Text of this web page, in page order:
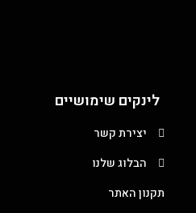
לינקים שימושיים
יצירת קשר
הבלוג שלנו
תקנון האתר